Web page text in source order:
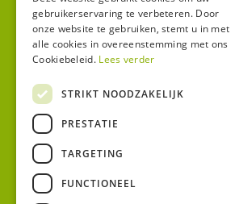
Privacy
Bezoekadres:
gebruikerservaring te verbeteren. Door
onze website te gebruiken, stemt u in met
alle cookies in overeenstemming met ons
Cookiebeleid. Lees verder
STRIKT NOODZAKELIJK
PRESTATIE
TARGETING
FUNCTIONEEL